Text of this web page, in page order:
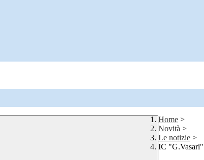
Home >
Novità >
Le notizie >
IC